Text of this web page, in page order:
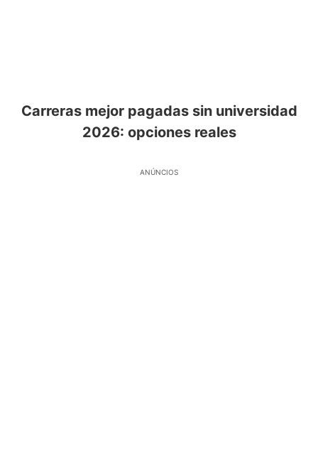
Carreras mejor pagadas sin universidad
2026: opciones reales
ANÚNCIOS